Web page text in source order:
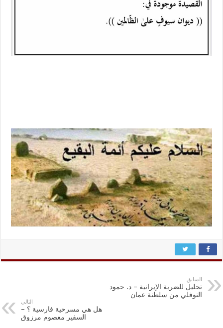
السابق
‏تحليل للضربة الإيرانية – د. حمود
النوفلي من سلطنة عمان
التالي
هل هي مسرحية فارسية ؟ –
السفير معصوم مرزوق